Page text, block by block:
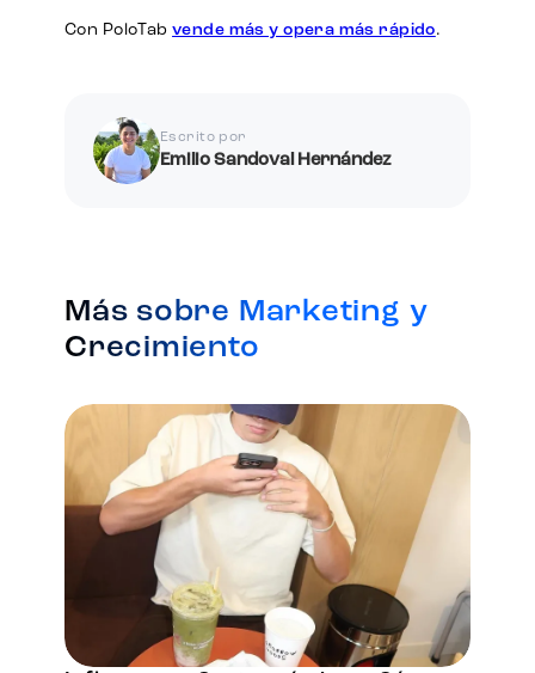
Con PoloTabvende más y opera más rápido.
Escrito por
Emilio Sandoval Hernández
Más sobre Marketing y
Crecimiento